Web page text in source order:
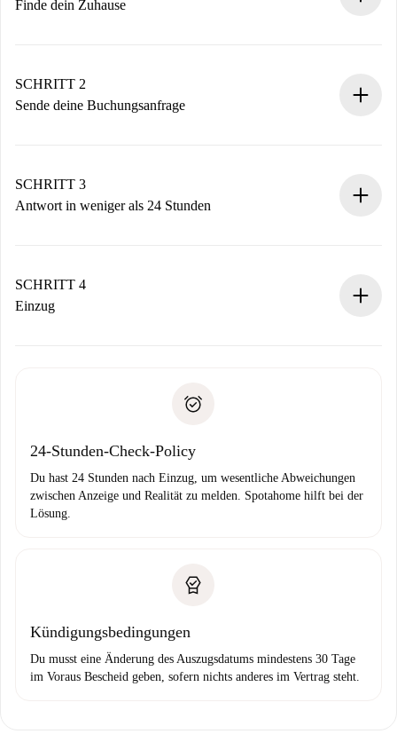
Finde dein Zuhause
Du erhältst alle notwendigen Informationen im Voraus.
SCHRITT 2
Sende deine Buchungsanfrage
Denk daran, dass wir dich erst belasten, wenn der
Vermieter zustimmt.
SCHRITT 3
Antwort in weniger als 24 Stunden
stellen den Kontakt her.
Wenn der Vermieter ablehnen muss, entstehen keine
SCHRITT 4
Einzug
24-Stunden-Check-Policy
Du hast 24 Stunden nach Einzug, um wesentliche Abweichungen
zwischen Anzeige und Realität zu melden. Spotahome hilft bei der
Lösung.
Kündigungsbedingungen
Du musst eine Änderung des Auszugsdatums mindestens 30 Tage
im Voraus Bescheid geben, sofern nichts anderes im Vertrag steht.